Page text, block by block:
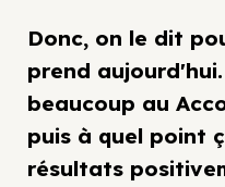
Donc, on le dit
prend
beaucoup au
puis à quel point
résultats